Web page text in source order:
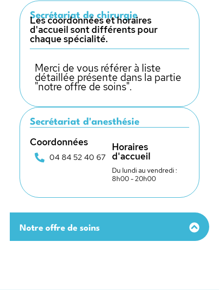
Secrétariat de chirurgie
Les coordonnées et horaires
d'accueil sont différents pour
chaque spécialité.
Merci de vous référer à liste
détaillée présente dans la partie
"notre offre de soins".
Secrétariat d'anesthésie
Coordonnées
04 84 52 40 67
Horaires
d'accueil
Du lundi au vendredi :
8h00 - 20h00
Notre offre de soins